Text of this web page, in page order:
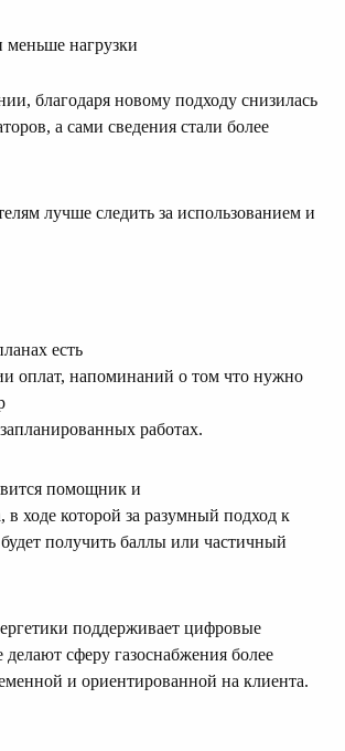
меньше нагрузки
благодаря новому подходу снизилась
а сами сведения стали более
лучше следить за использованием и
есть
оплат, напоминаний о том что нужно
работах.
помощник и
в ходе которой за разумный подход к
получить баллы или частичный
поддерживает цифровые
сферу газоснабжения более
и ориентированной на клиента.